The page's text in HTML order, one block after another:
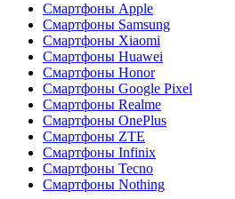
Смартфоны Apple
Смартфоны Samsung
Смартфоны Xiaomi
Смартфоны Huawei
Смартфоны Honor
Смартфоны Google Pixel
Смартфоны Realme
Смартфоны OnePlus
Смартфоны ZTE
Смартфоны Infinix
Смартфоны Tecno
Смартфоны Nothing